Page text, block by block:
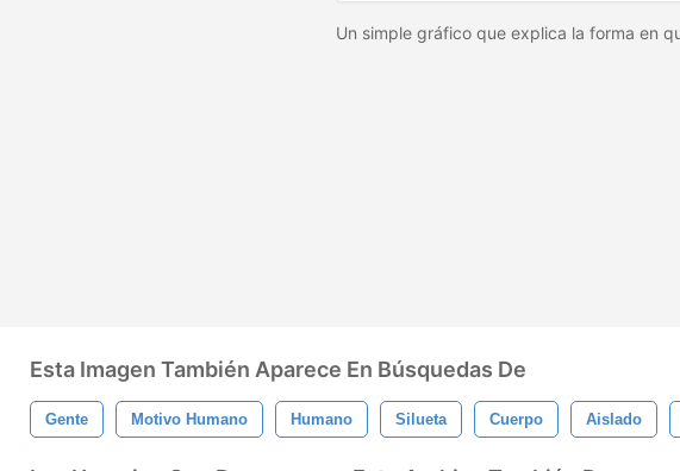
Un simple gráfico que explica la forma en
Esta Imagen También Aparece En Búsquedas De
Gente Motivo Humano Humano Silueta Cuerpo Aislado